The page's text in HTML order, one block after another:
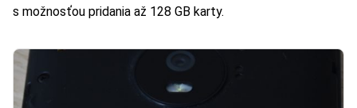
s možnosťou pridania až 128 GB karty.